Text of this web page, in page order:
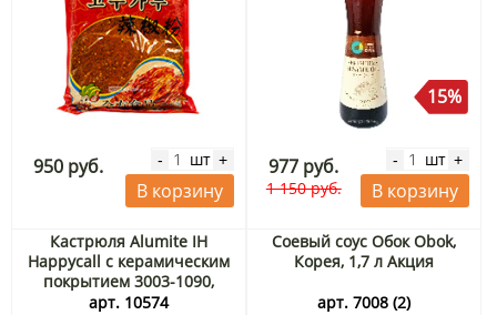
950 руб. - шт +
В корзину
15%
977 руб.
1 150 руб.
- шт +
В корзину
Кастрюля Alumite IH
Happycall с керамическим
покрытием 3003-1090,
диаметр 20 см, Корея
арт. 10574
Соевый соус Обок Obok,
Корея, 1,7 л Акция
арт. 7008 (2)